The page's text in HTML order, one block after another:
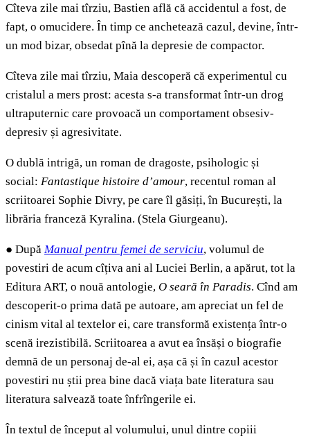
Cîteva zile mai tîrziu, Bastien află că accidentul a fost, de
fapt, o omucidere. În timp ce anchetează cazul, devine, într-
un mod bizar, obsedat pînă la depresie de compactor.
Cîteva zile mai tîrziu, Maia descoperă că experimentul cu
cristalul a mers prost: acesta s-a transformat într-un drog
ultraputernic care provoacă un comportament obsesiv-
depresiv și agresivitate.
O dublă intrigă, un roman de dragoste, psihologic și
social: Fantastique histoire d’amour, recentul roman al
scriitoarei Sophie Divry, pe care îl găsiți, în București, la
librăria franceză Kyralina. (Stela Giurgeanu).
● După Manual pentru femei de serviciu, volumul de
povestiri de acum cîțiva ani al Luciei Berlin, a apărut, tot la
Editura ART, o nouă antologie, O seară în Paradis. Cînd am
descoperit-o prima dată pe autoare, am apreciat un fel de
cinism vital al textelor ei, care transformă existența într-o
scenă irezistibilă. Scriitoarea a avut ea însăși o biografie
demnă de un personaj de-al ei, așa că și în cazul acestor
povestiri nu știi prea bine dacă viața bate literatura sau
literatura salvează toate înfrîngerile ei.
În textul de început al volumului, unul dintre copiii